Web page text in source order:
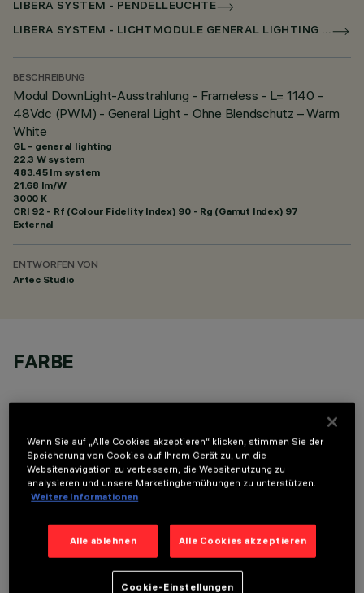
LIBERA SYSTEM - PENDELLEUCHTE
LIBERA SYSTEM - LICHTMODULE GENERAL LIGHTING OHNE SCHIRM
BESCHREIBUNG
Modul DownLight-Ausstrahlung - Frameless - L= 1140 -
48Vdc (PWM) - General Light - Ohne Blendschutz – Warm
White
GL - general lighting
22.3 W system
483.45 lm system
21.68 lm/W
3000 K
CRI 92 - Rf (Colour Fidelity Index) 90 - Rg (Gamut Index) 97
External
ENTWORFEN VON
Artec Studio
FARBE
ERFORDERLICHES ZUBEHÖR
Wenn Sie auf „Alle Cookies akzeptieren“ klicken, stimmen Sie der
Speicherung von Cookies auf Ihrem Gerät zu, um die
Websitenavigation zu verbessern, die Websitenutzung zu
analysieren und unsere Marketingbemühungen zu unterstützen.
Weitere Informationen
Alle ablehnen Alle Cookies akzeptieren
Cookie-Einstellungen